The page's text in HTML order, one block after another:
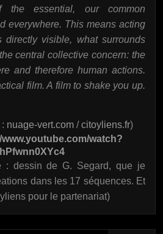
essential, our common
everywhere. This means acting
directly visible, what surrounds
central collective concern: the
and therefore human actions.
film. A film to shake you up.
nuage-vert.com/citoyliens.fr)
www.youtube.com/watch?
: dessin de G. Segard, que je
dans les 17 séquences. Et
pour le partenariat)